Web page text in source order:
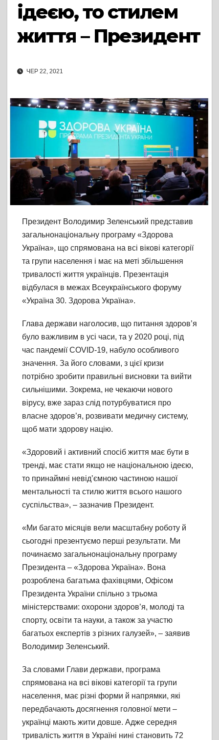
ідеєю, то стилем
життя – Президент
ЧЕР 22, 2021
Президент Володимир Зеленський представив
загальнонаціональну програму «Здорова
Україна», що спрямована на всі вікові категорії
та групи населення і має на меті збільшення
тривалості життя українців. Презентація
відбулася в межах Всеукраїнського форуму
«Україна 30. Здорова Україна».
Глава держави наголосив, що питання здоров’я
було важливим в усі часи, та у 2020 році, під
час пандемії COVID-19, набуло особливого
значення. За його словами, з цієї кризи
потрібно зробити правильні висновки та вийти
сильнішими. Зокрема, не чекаючи нового
вірусу, вже зараз слід потурбуватися про
власне здоров’я, розвивати медичну систему,
щоб мати здорову націю.
«Здоровий і активний спосіб життя має бути в
тренді, має стати якщо не національною ідеєю,
то принаймні невід’ємною частиною нашої
ментальності та стилю життя всього нашого
суспільства», – зазначив Президент.
«Ми багато місяців вели масштабну роботу й
сьогодні презентуємо перші результати. Ми
починаємо загальнонаціональну програму
Президента – «Здорова Україна». Вона
розроблена багатьма фахівцями, Офісом
Президента України спільно з трьома
міністерствами: охорони здоров’я, молоді та
спорту, освіти та науки, а також за участю
багатьох експертів з різних галузей», – заявив
Володимир Зеленський.
За словами Глави держави, програма
спрямована на всі вікові категорії та групи
населення, має різні форми й напрямки, які
передбачають досягнення головної мети –
українці мають жити довше. Адже середня
тривалість життя в Україні нині становить 72